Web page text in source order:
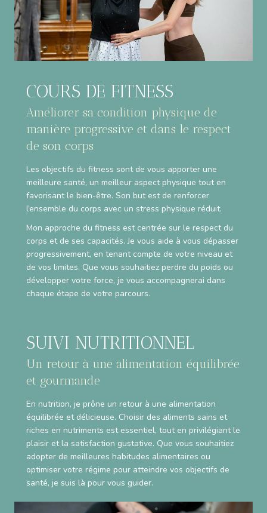
COURS DE FITNESS
Améliorer sa condition physique de
manière progressive et dans le respect
de son corps
Les objectifs du fitness sont de vous apporter une
meilleure santé, un meilleur aspect physique tout en
favorisant le bien-être. Son but est de renforcer
l’ensemble du corps avec un stress physique réduit.
Mon approche du fitness est centrée sur le respect du
corps et de ses capacités. Je vous aide à vous dépasser
progressivement, en tenant compte de votre niveau et
de vos limites. Que vous souhaitiez perdre du poids ou
développer votre force, je vous accompagnerai dans
chaque étape de votre parcours.
SUIVI NUTRITIONNEL
Un retour à une alimentation équilibrée
et gourmande
En nutrition, je prône un retour à une alimentation
équilibrée et délicieuse. Choisir des aliments sains et
riches en nutriments est essentiel, tout en privilégiant le
plaisir et la satisfaction gustative. Que vous souhaitiez
adopter de meilleures habitudes alimentaires ou
optimiser votre régime pour atteindre vos objectifs de
santé, je suis là pour vous guider.